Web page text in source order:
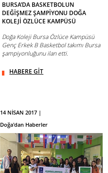
BURSA’DA BASKETBOLUN
DEĞİŞMEZ ŞAMPİYONU DOĞA
KOLEJİ ÖZLÜCE KAMPÜSÜ
Doğa Koleji Bursa Özlüce Kampüsü
Genç Erkek B Basketbol takımı Bursa
şampiyonluğunu ilan etti.
HABERE GİT
14 NİSAN 2017 |
Doğa'dan Haberler